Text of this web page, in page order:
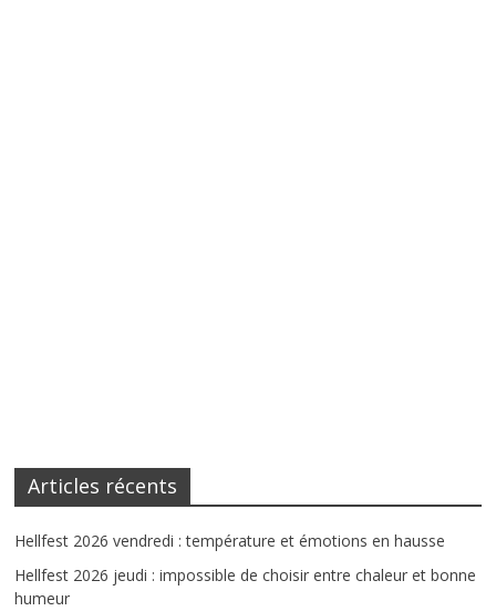
Articles récents
Hellfest 2026 vendredi : température et émotions en hausse
Hellfest 2026 jeudi : impossible de choisir entre chaleur et bonne
humeur